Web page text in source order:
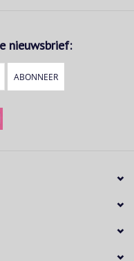
nieuwsbrief:
ABONNEER